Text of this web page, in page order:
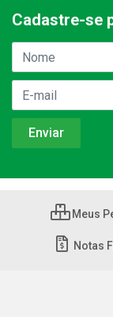
Cadastre-se
Meus
Notas